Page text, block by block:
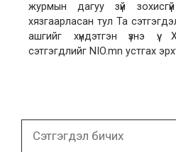
журмын дагуу зүй
хязгаарласан тул Та
ашгийг хүндэтгэн үзнэ
сэтгэгдлийг NIO.mn устгах